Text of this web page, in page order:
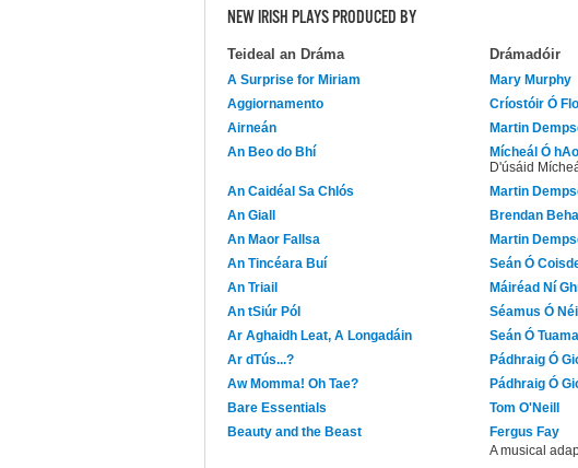
NEW IRISH PLAYS PRODUCED BY
Teideal an Dráma Drámadóir
A Surprise for Miriam
Mary Murphy
Aggiornamento
Críostóir Ó
Airneán
Martin
An Beo do Bhí
Mícheál Ó
D'úsáid
An Caidéal Sa Chlós
Martin
An Giall
Brendan
An Maor Fallsa
Martin
An Tincéara Buí
Seán Ó
An Triail
Máiréad Ní
An tSiúr Pól
Séamus Ó
Ar Aghaidh Leat, A Longadáin
Seán Ó Tuama
Ar dTús...?
Pádhraig Ó
Aw Momma! Oh Tae?
Pádhraig Ó
Bare Essentials
Tom O'Neill
Beauty and the Beast
Fergus Fay
A musical